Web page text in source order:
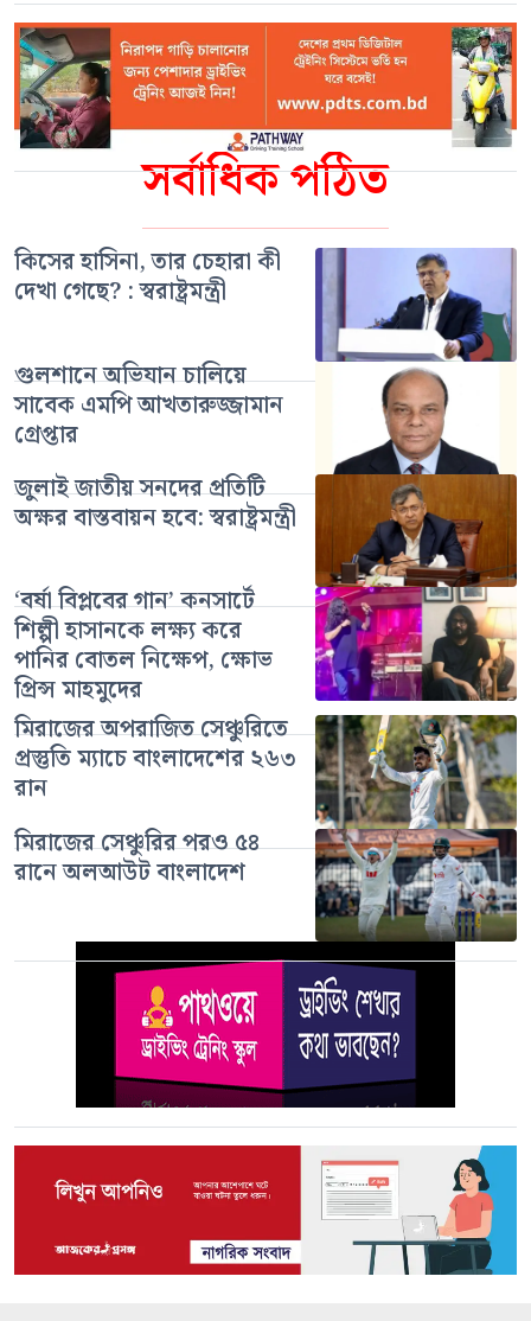
সর্বাধিক পঠিত
কিসের হাসিনা, তার চেহারা কী
দেখা গেছে? : স্বরাষ্ট্রমন্ত্রী
গুলশানে অভিযান চালিয়ে
সাবেক এমপি আখতারুজ্জামান
গ্রেপ্তার
জুলাই জাতীয় সনদের প্রতিটি
অক্ষর বাস্তবায়ন হবে: স্বরাষ্ট্রমন্ত্রী
‘বর্ষা বিপ্লবের গান’ কনসার্টে
শিল্পী হাসানকে লক্ষ্য করে
পানির বোতল নিক্ষেপ, ক্ষোভ
প্রিন্স মাহমুদের
মিরাজের অপরাজিত সেঞ্চুরিতে
প্রস্তুতি ম্যাচে বাংলাদেশের ২৬৩
রান
মিরাজের সেঞ্চুরির পরও ৫৪
রানে অলআউট বাংলাদেশ